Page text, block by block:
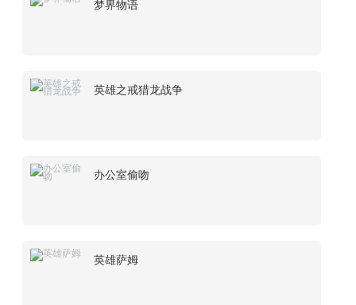
梦界物语
英雄之戒猎龙战争
办公室偷吻
英雄萨姆